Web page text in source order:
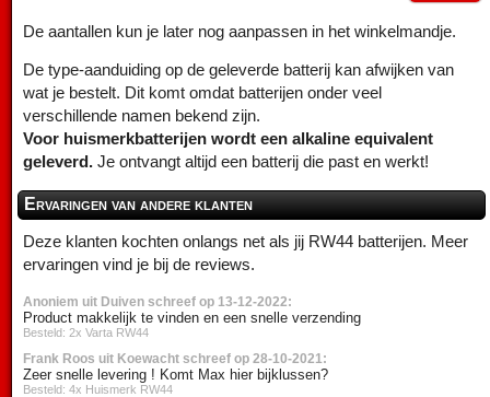
De aantallen kun je later nog aanpassen in het winkelmandje.
De type-aanduiding op de geleverde batterij kan afwijken van
wat je bestelt. Dit komt omdat batterijen onder veel
verschillende namen bekend zijn.
Voor huismerkbatterijen wordt een alkaline equivalent
geleverd. Je ontvangt altijd een batterij die past en werkt!
Ervaringen van andere klanten
Deze klanten kochten onlangs net als jij RW44 batterijen. Meer
ervaringen vind je bij de reviews.
Anoniem uit Duiven schreef op 13-12-2022:
Product makkelijk te vinden en een snelle verzending
Besteld: 2x Varta RW44
Frank Roos uit Koewacht schreef op 28-10-2021:
Zeer snelle levering ! Komt Max hier bijklussen?
Besteld: 4x Huismerk RW44